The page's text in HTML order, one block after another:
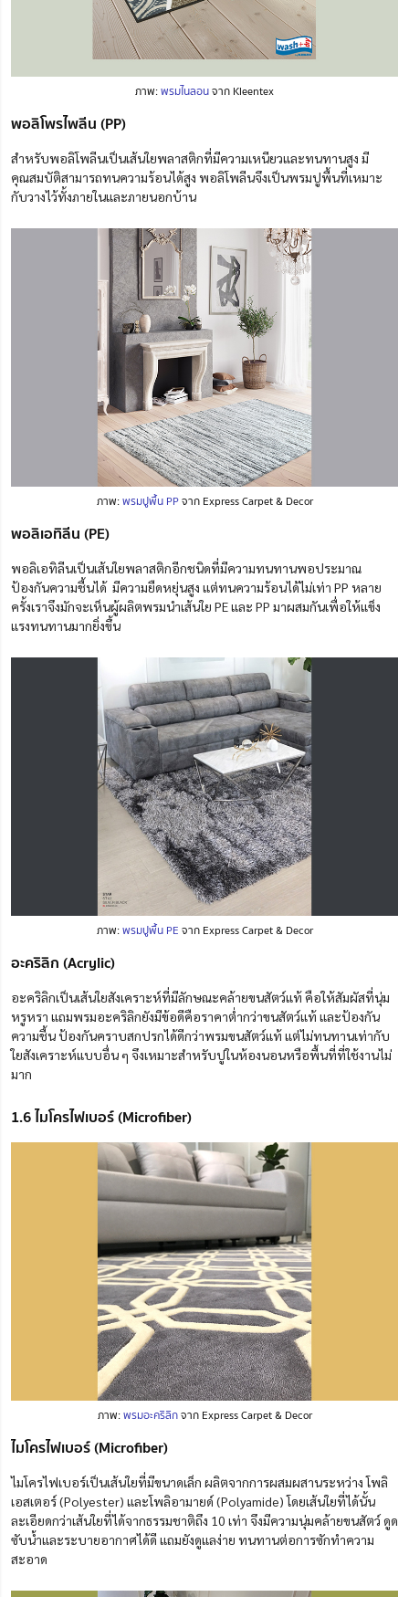
ภาพ:พรมไนลอนจาก Kleentex
พอลิโพรไพลีน (PP)
สำหรับพอลิโพลีนเป็นเส้นใยพลาสติกที่มีความเหนียวและทนทานสูง มี
คุณสมบัติสามารถทนความร้อนได้สูง พอลิโพลีนจึงเป็นพรมปูพื้นที่เหมาะ
กับวางไว้ทั้งภายในและภายนอกบ้าน
ภาพ:พรมปูพื้น PPจาก Express Carpet & Decor
พอลิเอทิลีน (PE)
พอลิเอทิลีนเป็นเส้นใยพลาสติกอีกชนิดที่มีความทนทานพอประมาณ
ป้องกันความชื้นได้ มีความยืดหยุ่นสูง แต่ทนความร้อนได้ไม่เท่า PP หลาย
ครั้งเราจึงมักจะเห็นผู้ผลิตพรมนำเส้นใย PE และ PP มาผสมกันเพื่อให้แข็ง
แรงทนทานมากยิ่งขึ้น
ภาพ:พรมปูพื้น PE จาก Express Carpet & Decor
อะคริลิก (Acrylic)
อะคริลิกเป็นเส้นใยสังเคราะห์ที่มีลักษณะคล้ายขนสัตว์แท้ คือให้สัมผัสที่นุ่ม
หรูหรา แถมพรมอะคริลิกยังมีข้อดีคือราคาต่ำกว่าขนสัตว์แท้และป้องกัน
ความชื้น ป้องกันคราบสกปรกได้ดีกว่าพรมขนสัตว์แท้ แต่ไม่ทนทานเท่ากับ
ใยสังเคราะห์แบบอื่น ๆ จึงเหมาะสำหรับปูในห้องนอนหรือพื้นที่ที่ใช้งานไม่
มาก
1.6 ไมโครไฟเบอร์ (Microfiber)
ภาพ:พรมอะคริลิกจาก Express Carpet & Decor
ไมโครไฟเบอร์ (Microfiber)
ไมโครไฟเบอร์เป็นเส้นใยที่มีขนาดเล็ก ผลิตจากการผสมผสานระหว่าง โพลิ
เอสเตอร์ (Polyester) และโพลิอามายด์ (Polyamide)โดยเส้นใยที่ได้นั้น
ละเอียดกว่าเส้นใยที่ได้จากธรรมชาติถึง 10 เท่า จึงมีความนุ่มคล้ายขนสัตว์ ดูด
ซับน้ำและระบายอากาศได้ดี แถมยังดูแลง่าย ทนทานต่อการซักทำความ
สะอาด